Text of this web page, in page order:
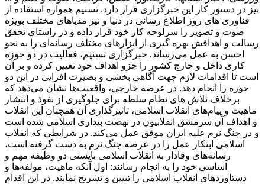
نیز در دستور کار این خبرگزاری قرار دارد. تسنیم همواره استفاده از
فناوری های روز اطلاع رسانی در دنیا و نیز مدیاهای مختلف بویژه
صوت و تصویر را سرلوحه کار خود قرار داده و در راستای تحقق
رسالت و اهدافش بهره گیری از ابزارهای مختلف رسانه‌ای را به نحو
احسن به عمل می‌رساند. خبرگزاری تسنیم، فعالیت در دو حوزه
کاری داخل و خارج کشور را جزو اهداف خود تعیین کرده و بر آن
است تا اقدامات لازم جهت آگاهی بخشی و بصیرت افزایی در این دو
حوزه را انجام دهد. در عرصه خارجی، واقعیت‌ها نشان می‌دهد که
برخلاف تلاش های نظام سلطه برای جلوگیری از نفوذ و انتشار
ماهیت و پیام‌های انقلاب اسلامی، تاثیرگذاری آن همچنان این انقلاب
و اهداف آن سرمشق انقلابیون در نهضت بیداری اسلامی شده است
و در جنگ نرم علیه ایران موفق عمل می‌کند. در شرایطی که انقلاب
اسلامی ابتکار عمل را در عرصه جنگ نرم به دست گرفته است،
رسانه‌های وفادار به انقلاب اسلامی بایستی دو وظیفه مهم و
اساسی خود را به انجام رسانند: اول آنکه ماهیت، مولفه‌ها و
دستاوردهای انقلاب اسلامی را تبیین و تشریح نمایند. در این اقدام